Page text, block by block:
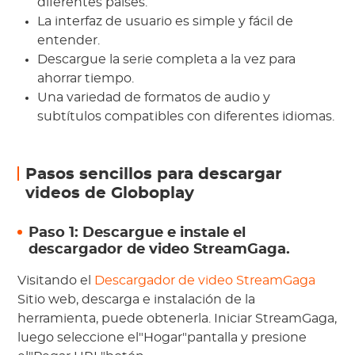
diferentes países.
La interfaz de usuario es simple y fácil de
entender.
Descargue la serie completa a la vez para
ahorrar tiempo.
Una variedad de formatos de audio y
subtítulos compatibles con diferentes idiomas.
Pasos sencillos para descargar
videos de Globoplay
Paso 1: Descargue e instale el
descargador de video StreamGaga.
Visitando el
Descargador de video StreamGaga
Sitio web, descarga e instalación de la
herramienta, puede obtenerla. Iniciar StreamGaga,
luego seleccione el"Hogar"pantalla y presione